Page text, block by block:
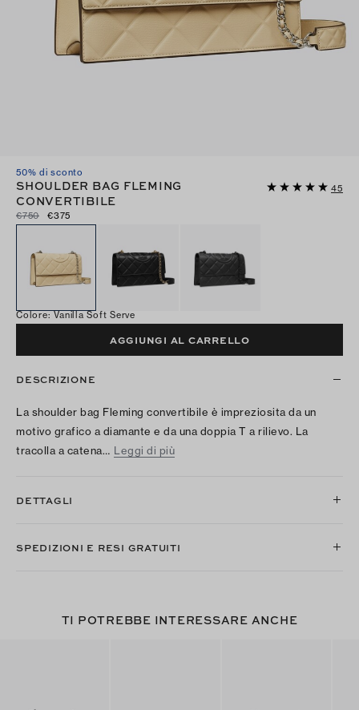
50% di sconto
SHOULDER BAG FLEMING
CONVERTIBILE
45
€750 €375
Colore: Vanilla Soft Serve
AGGIUNGI AL CARRELLO
DESCRIZIONE
La shoulder bag Fleming convertibile è impreziosita da un
motivo grafico a diamante e da una doppia T a rilievo. La
tracolla a catena… Leggi di più
DETTAGLI
SPEDIZIONI E RESI GRATUITI
TI POTREBBE INTERESSARE ANCHE